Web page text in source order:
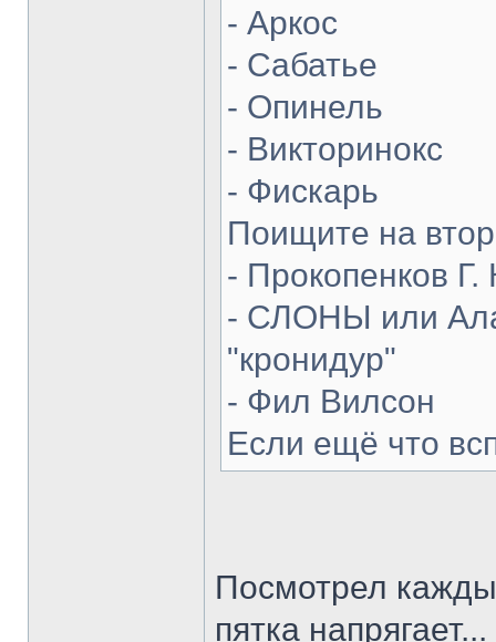
- Аркос
- Сабатье
- Опинель
- Викторинокс
- Фискарь
Поищите на
- Прокопенков Г.
- СЛОНЫ или
"кронидур"
- Фил Вилсон
Если ещё что
Посмотрел
пятка